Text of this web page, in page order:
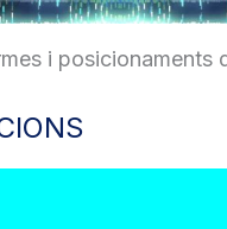
i posicionaments